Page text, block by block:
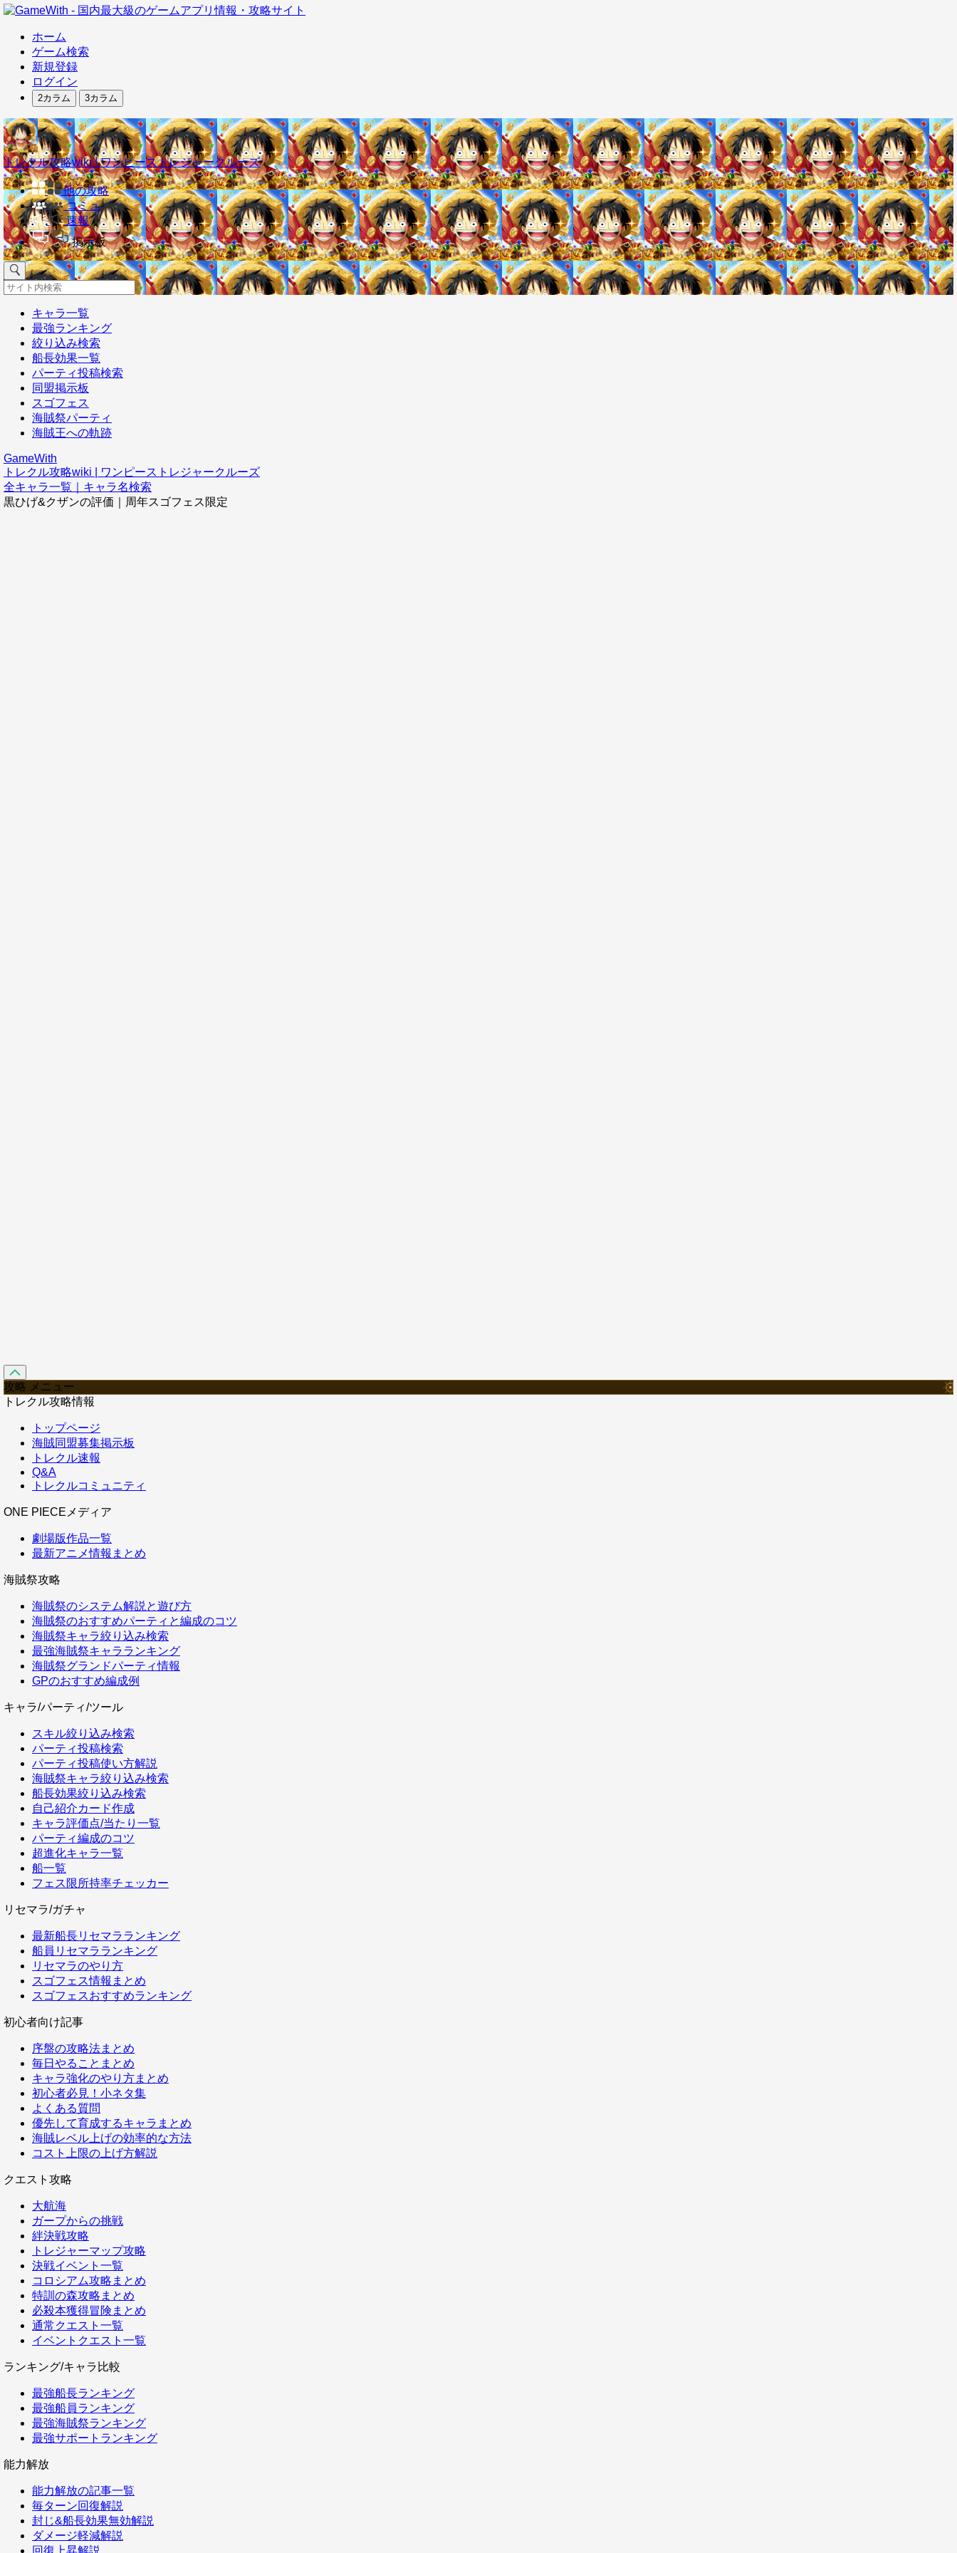
ホーム
ゲーム検索
新規登録
ログイン
2カラム 3カラム
トレクル攻略wiki | ワンピーストレジャークルーズ
他の攻略
コミュ
速報
掲示板
キャラ一覧
最強ランキング
絞り込み検索
船長効果一覧
パーティ投稿検索
同盟掲示板
スゴフェス
海賊祭パーティ
海賊王への軌跡
GameWith
トレクル攻略wiki | ワンピーストレジャークルーズ
全キャラ一覧｜キャラ名検索
黒ひげ&クザンの評価｜周年スゴフェス限定
攻略 メニュー
トレクル攻略情報
トップページ
海賊同盟募集掲示板
トレクル速報
Q&A
トレクルコミュニティ
ONE PIECEメディア
劇場版作品一覧
最新アニメ情報まとめ
海賊祭攻略
海賊祭のシステム解説と遊び方
海賊祭のおすすめパーティと編成のコツ
海賊祭キャラ絞り込み検索
最強海賊祭キャラランキング
海賊祭グランドパーティ情報
GPのおすすめ編成例
キャラ/パーティ/ツール
スキル絞り込み検索
パーティ投稿検索
パーティ投稿使い方解説
海賊祭キャラ絞り込み検索
船長効果絞り込み検索
自己紹介カード作成
キャラ評価点/当たり一覧
パーティ編成のコツ
超進化キャラ一覧
船一覧
フェス限所持率チェッカー
リセマラ/ガチャ
最新船長リセマラランキング
船員リセマラランキング
リセマラのやり方
スゴフェス情報まとめ
スゴフェスおすすめランキング
初心者向け記事
序盤の攻略法まとめ
毎日やることまとめ
キャラ強化のやり方まとめ
初心者必見！小ネタ集
よくある質問
優先して育成するキャラまとめ
海賊レベル上げの効率的な方法
コスト上限の上げ方解説
クエスト攻略
大航海
ガープからの挑戦
絆決戦攻略
トレジャーマップ攻略
決戦イベント一覧
コロシアム攻略まとめ
特訓の森攻略まとめ
必殺本獲得冒険まとめ
通常クエスト一覧
イベントクエスト一覧
ランキング/キャラ比較
最強船長ランキング
最強船員ランキング
最強海賊祭ランキング
最強サポートランキング
能力解放
能力解放の記事一覧
毎ターン回復解説
封じ&船長効果無効解説
ダメージ軽減解説
回復上昇解説